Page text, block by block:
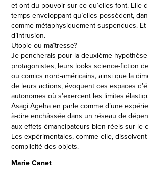
et ont du pouvoir sur ce qu’elles font. Elle
temps enveloppant qu’elles possèdent,
comme métaphysiquement suspendues. Et
d’intrusion.
Utopie ou maîtresse?
Je pencherais pour la deuxième
protagonistes, leurs looks science-fiction
ou comics nord-américains, ainsi que la
de leurs actions, évoquent ces espaces
autonomes où s’exercent les limites
Asagi Ageha en parle comme d’une
à-dire enchâssée dans un réseau de
aux effets émancipateurs bien réels sur le
Les expérimentales, comme elle,
complicité des objets.
Marie Canet